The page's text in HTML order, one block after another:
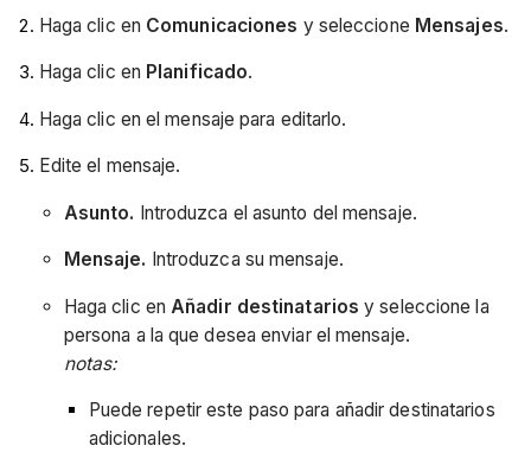
Haga clic en Comunicaciones y seleccione Mensajes.
Haga clic en Planificado.
Haga clic en el mensaje para editarlo.
Edite el mensaje.
Asunto. Introduzca el asunto del mensaje.
Mensaje. Introduzca su mensaje.
Haga clic enAñadir destinatarios y seleccione la
persona a la que desea enviar el mensaje.
notas:
Puede repetir este paso para añadir destinatarios
adicionales.